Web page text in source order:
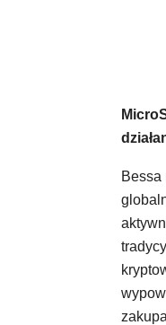
Bessa